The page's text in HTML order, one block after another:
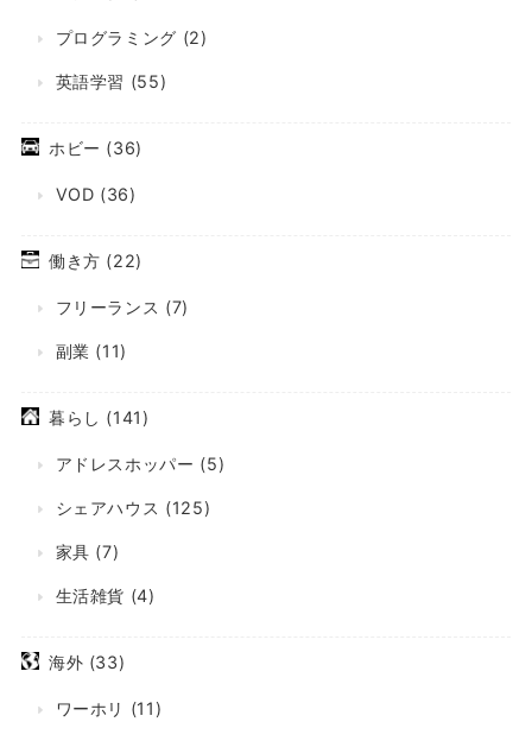
プログラミング (2)
英語学習 (55)
ホビー (36)
VOD (36)
働き方 (22)
フリーランス (7)
副業 (11)
暮らし (141)
アドレスホッパー (5)
シェアハウス (125)
家具 (7)
生活雑貨 (4)
海外 (33)
ワーホリ (11)